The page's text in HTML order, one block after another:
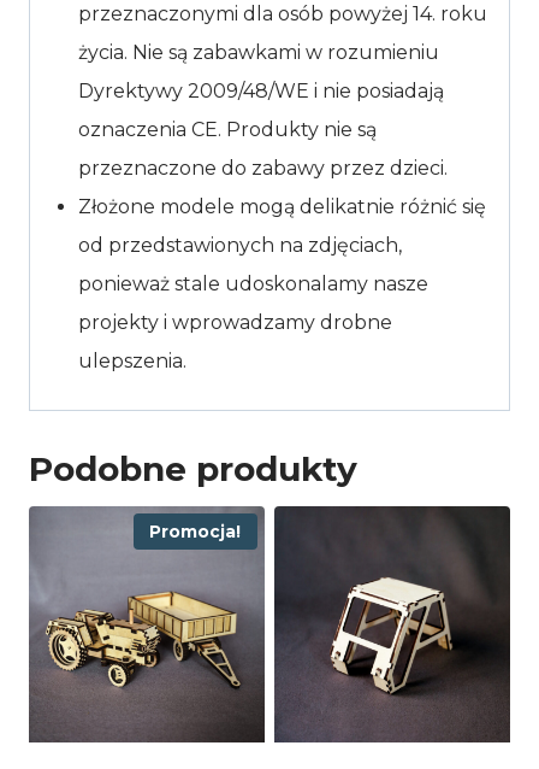
przeznaczonymi dla osób powyżej 14. roku
życia. Nie są zabawkami w rozumieniu
Dyrektywy 2009/48/WE i nie posiadają
oznaczenia CE. Produkty nie są
przeznaczone do zabawy przez dzieci.
Złożone modele mogą delikatnie różnić się
od przedstawionych na zdjęciach,
ponieważ stale udoskonalamy nasze
projekty i wprowadzamy drobne
ulepszenia.
Podobne produkty
Promocja!